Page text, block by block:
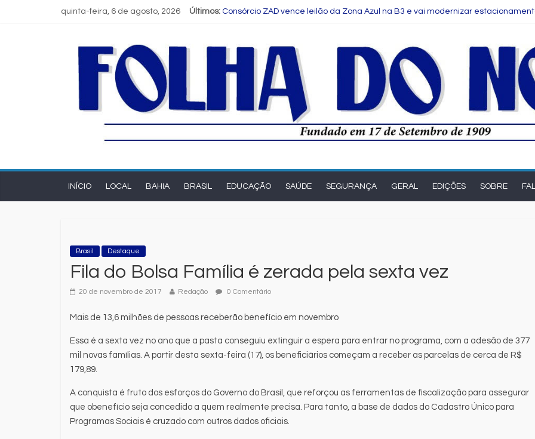
quinta-feira, 6 de agosto, 2026 Últimos: Consórcio ZAD vence leilão da Zona Azul na B3 e vai modernizar
FIEB lança Comitê das Cadeias Química e Petroquímica com o objetivo de
Nordeste deve produzir mais de 1 milhão de toneladas de algodão pela
INÍCIO LOCAL BAHIA BRASIL EDUCAÇÃO SAÚDE SEGURANÇA GERAL EDIÇÕES SOBRE
Brasil Destaque
Fila do Bolsa Família é zerada pela sexta vez
20 de novembro de 2017 Redação 0 Comentário
Mais de 13,6 milhões de pessoas receberão benefício em novembro
Essa é a sexta vez no ano que a pasta conseguiu extinguir a espera para entrar no programa, com a adesão de 377
mil novas famílias. A partir desta sexta-feira (17), os beneficiários começam a receber as parcelas de cerca de R$
179,89.
A conquista é fruto dos esforços do Governo do Brasil, que reforçou as ferramentas de fiscalização para assegurar
que obenefício seja concedido a quem realmente precisa. Para tanto, a base de dados do Cadastro Único para
Programas Sociais é cruzado com outros dados oficiais.